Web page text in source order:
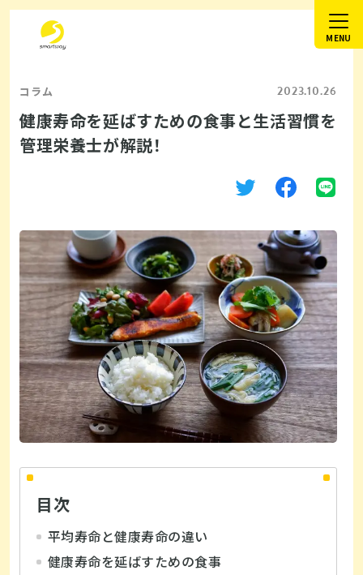
コラム 2023.10.26
健康寿命を延ばすための食事と生活習慣を
管理栄養士が解説！
目次
平均寿命と健康寿命の違い
健康寿命を延ばすための食事